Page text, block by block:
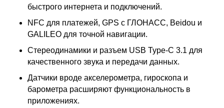
быстрого интернета и подключений.
NFC для платежей, GPS с ГЛОНАСС, Beidou и
GALILEO для точной навигации.
Стереодинамики и разъем USB Type-C 3.1 для
качественного звука и передачи данных.
Датчики вроде акселерометра, гироскопа и
барометра расширяют функциональность в
приложениях.